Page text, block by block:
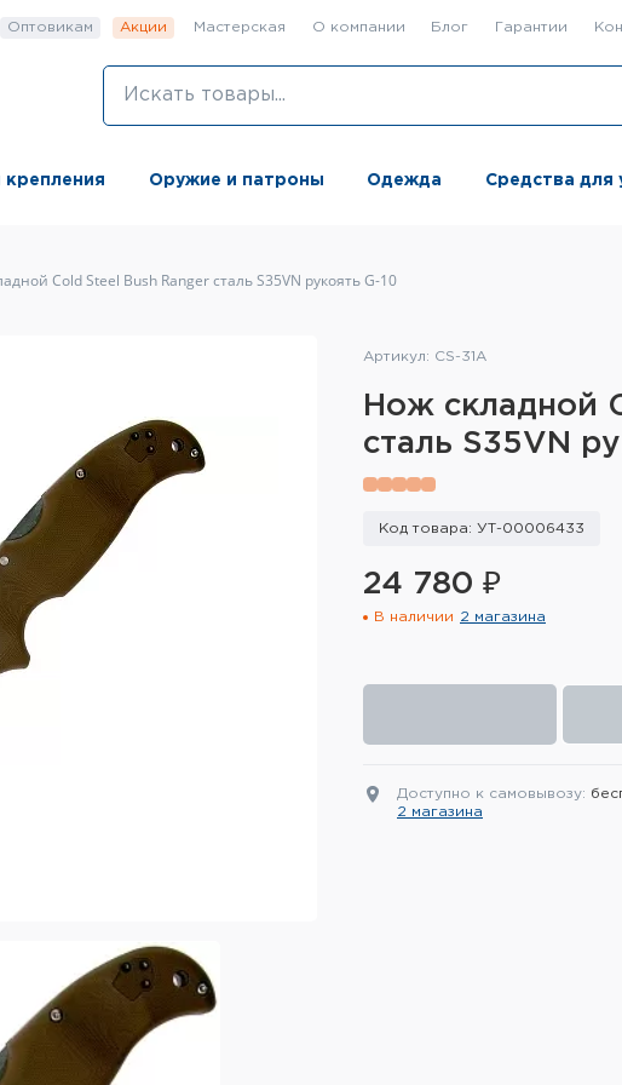
Оптовикам Акции Мастерская О компании Блог Гарантии
крепления Оружие и патроны Одежда Средства для
Cold Steel Bush Ranger сталь S35VN рукоять G-10
Артикул: CS-31A
Нож складной
сталь S35VN
Код товара: УТ-00006433
24 780 ₽
В наличии 2 магазина
Доступно к самовывозу:
2 магазина